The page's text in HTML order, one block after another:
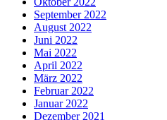
September 2022
August 2022
Juni 2022
Mai 2022
April 2022
März 2022
Februar 2022
Januar 2022
Dezember 2021